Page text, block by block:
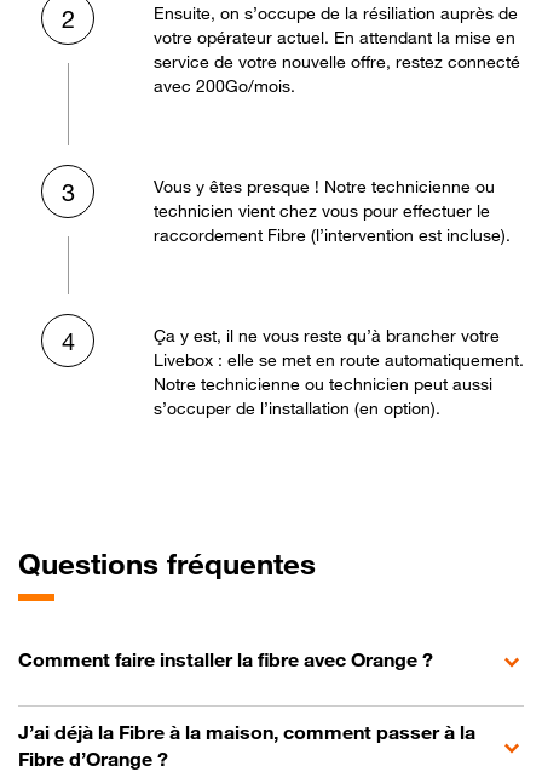
2
Ensuite, on s’occupe de la résiliation auprès de
votre opérateur actuel. En attendant la mise en
service de votre nouvelle offre, restez connecté
avec 200Go/mois.
3
Vous y êtes presque ! Notre technicienne ou
technicien vient chez vous pour effectuer le
raccordement Fibre (l’intervention est incluse).
4
Ça y est, il ne vous reste qu’à brancher votre
Livebox : elle se met en route automatiquement.
Notre technicienne ou technicien peut aussi
s’occuper de l’installation (en option).
Questions fréquentes
Comment faire installer la fibre avec Orange ?
J’ai déjà la Fibre à la maison, comment passer à la
Fibre d’Orange ?